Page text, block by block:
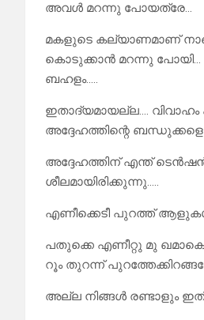
അവൾ മറന്നു പോയത്രേ…
മകളുടെ കല്യാണമാണ്
കൊടുക്കാൻ മറന്നു പോയി…
ബഹളം…..
ഇതാദ്യമായല്ല….
അദ്ദേഹത്തിന്റെ
അദ്ദേഹത്തിന് എന്ത്
ശീലമായിരിക്കുന്നു…..
എണീക്കെടീ പുറത്ത് ആളുകൾ
പതുക്കെ എണീറ്റു മു
റൂം തുറന്ന്
അല്ല നിങ്ങൾ രണ്ടാളും